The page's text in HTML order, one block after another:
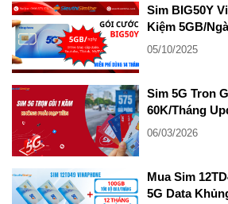
Sim BIG50Y
Kiệm 5GB/
05/10/2025
Sim 5G Tron
60K/Tháng
06/03/2026
Mua Sim
5G Data